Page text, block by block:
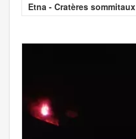
Etna - Cratères sommitaux